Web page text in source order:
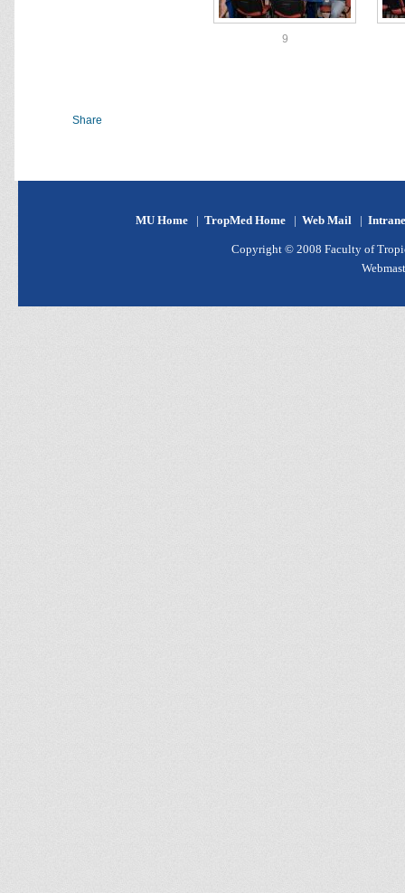
9
Share
MU Home | TropMed Home | Web Mail |
Copyright © 2008 Faculty of